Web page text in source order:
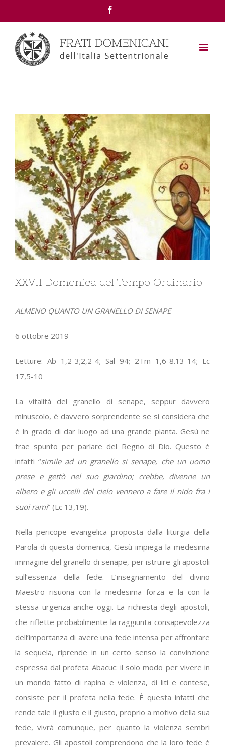
Image
XXVII Domenica del Tempo Ordinario
ALMENO QUANTO UN GRANELLO DI SENAPE
6 ottobre 2019
Letture: Ab 1,2-3;2,2-4; Sal 94; 2Tm 1,6-8.13-14; Lc
17,5-10
La vitalità del granello di senape, seppur davvero
minuscolo, è davvero sorprendente se si considera che
è in grado di dar luogo ad una grande pianta. Gesù ne
trae spunto per parlare del Regno di Dio. Questo è
infatti “simile ad un granello si senape, che un uomo
prese e gettò nel suo giardino; crebbe, divenne un
albero e gli uccelli del cielo vennero a fare il nido fra i
suoi rami” (Lc 13,19).
Nella pericope evangelica proposta dalla liturgia della
Parola di questa domenica, Gesù impiega la medesima
immagine del granello di senape, per istruire gli apostoli
sull’essenza della fede. L’insegnamento del divino
Maestro risuona con la medesima forza e la con la
stessa urgenza anche oggi. La richiesta degli apostoli,
che riflette probabilmente la raggiunta consapevolezza
dell’importanza di avere una fede intensa per affrontare
la sequela, riprende in un certo senso la convinzione
espressa dal profeta Abacuc: il solo modo per vivere in
un mondo fatto di rapina e violenza, di liti e contese,
consiste per il profeta nella fede. È questa infatti che
rende tale il giusto e il giusto, proprio a motivo della sua
fede, vivrà comunque, per quanto la violenza sembri
prevalere. Gli apostoli comprendono che la loro fede è